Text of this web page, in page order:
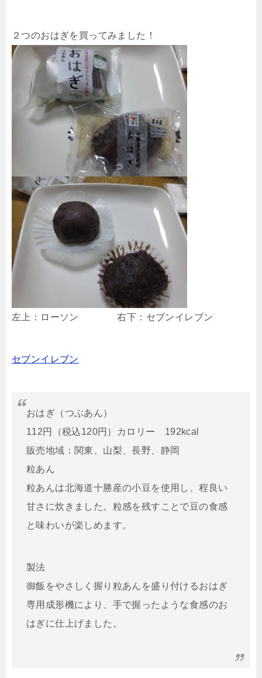
２つのおはぎを買ってみました！
左上：ローソン 右下：セブンイレブン
セブンイレブン
おはぎ（つぶあん）
112円（税込120円）カロリー 192kcal
販売地域：関東、山梨、長野、静岡
粒あん
粒あんは北海道十勝産の小豆を使用し、程良い
甘さに炊きました。粒感を残すことで豆の食感
と味わいが楽しめます。
製法
御飯をやさしく握り粒あんを盛り付けるおはぎ
専用成形機により、手で握ったような食感のお
はぎに仕上げました。